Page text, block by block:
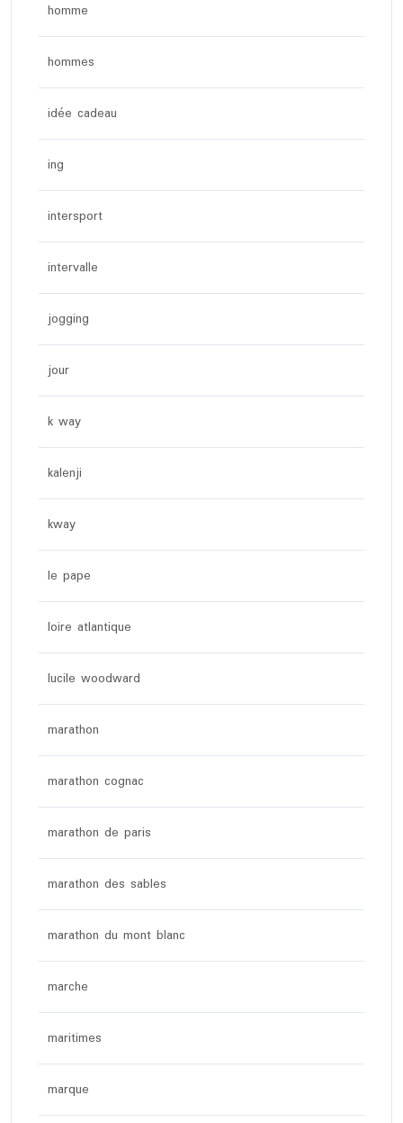
homme
hommes
idée cadeau
ing
intersport
intervalle
jogging
jour
k way
kalenji
kway
le pape
loire atlantique
lucile woodward
marathon
marathon cognac
marathon de paris
marathon des sables
marathon du mont blanc
marche
maritimes
marque